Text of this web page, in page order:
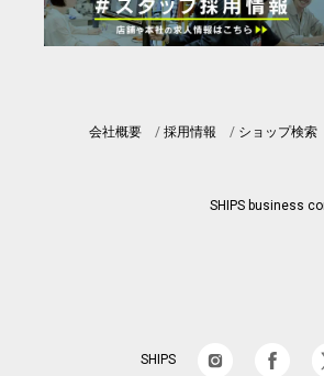
会社概要 採用情報 ショップ検索
SHIPS business
SHIPS